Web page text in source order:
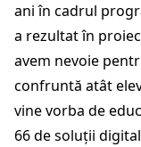
ani în cadrul
a rezultat în
avem nevoie
confruntă atât
vine vorba de
66 de soluții